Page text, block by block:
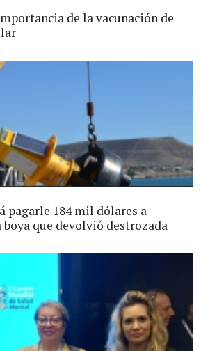
de la vacunación de
pagarle 184 mil dólares a
que devolvió destrozada